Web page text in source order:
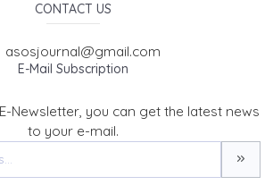
CONTACT US
asosjournal@gmail.com
E-Mail Subscription
Newsletter, you can get the latest news
to your e-mail.